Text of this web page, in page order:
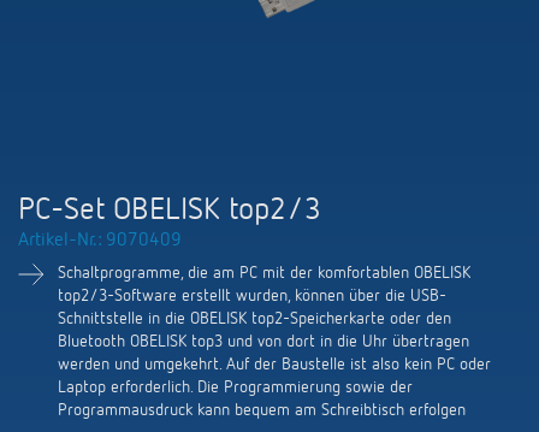
Präsenzmelder & Bewegungsmelder
Klimaregelung
LED Beleuchtung
Klimaregelung
Apps
Referenzen
Fachpresse
Konformitätserklärungen
BIM-Portal
Kooperationen
Nachhaltigkeit
Engagement
Technischer Support
Ansprechpartner
Vertrieb Deutschland
Vertrieb Weltweit
Produktfinder
Downloads
Smart Energy
LUXORliving
PC-Set OBELISK top2/3
Artikel-Nr.: 9070409
Schaltprogramme, die am PC mit der komfortablen OBELISK
top2/3-Software erstellt wurden, können über die USB-
Schnittstelle in die OBELISK top2-Speicherkarte oder den
Bluetooth OBELISK top3 und von dort in die Uhr übertragen
werden und umgekehrt. Auf der Baustelle ist also kein PC oder
Laptop erforderlich. Die Programmierung sowie der
Programmausdruck kann bequem am Schreibtisch erfolgen